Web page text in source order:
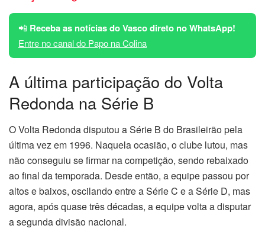
📲 Receba as notícias do Vasco direto no WhatsApp!
Entre no canal do Papo na Colina
A última participação do Volta
Redonda na Série B
O Volta Redonda disputou a Série B do Brasileirão pela
última vez em 1996. Naquela ocasião, o clube lutou, mas
não conseguiu se firmar na competição, sendo rebaixado
ao final da temporada. Desde então, a equipe passou por
altos e baixos, oscilando entre a Série C e a Série D, mas
agora, após quase três décadas, a equipe volta a disputar
a segunda divisão nacional.